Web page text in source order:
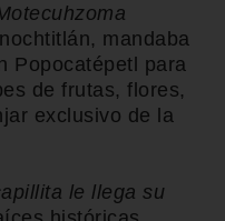
mandaba
Popocatépetl para
de frutas, flores,
exclusivo de la
le llega su